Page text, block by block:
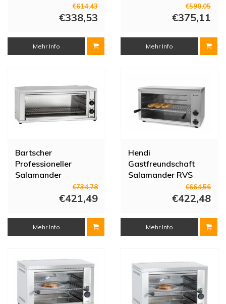
€614,43
€338,53
Mehr Info
€590,05
€375,11
Mehr Info
Bartscher
Professioneller
Salamander
€734,78
€421,49
Mehr Info
Hendi
Gastfreundschaft
Salamander RVS
€664,56
€422,48
Mehr Info